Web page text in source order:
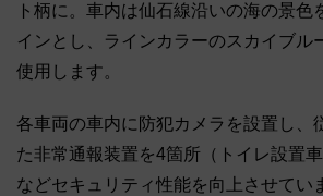
ト柄に。車内は仙石線沿いの海の景色
インとし、ラインカラーのスカイブル
使用します。
各車両の車内に防犯カメラを設置し、
た非常通報装置を4箇所（トイレ設置
などセキュリティ性能を向上させてい